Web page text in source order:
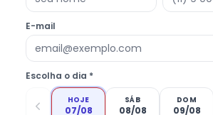
E-mail
Escolha o dia *
HOJE
07/08
SÁB
08/08
DOM
09/08